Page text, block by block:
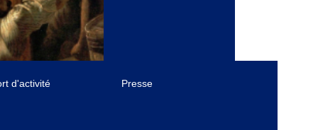
d'activité Presse